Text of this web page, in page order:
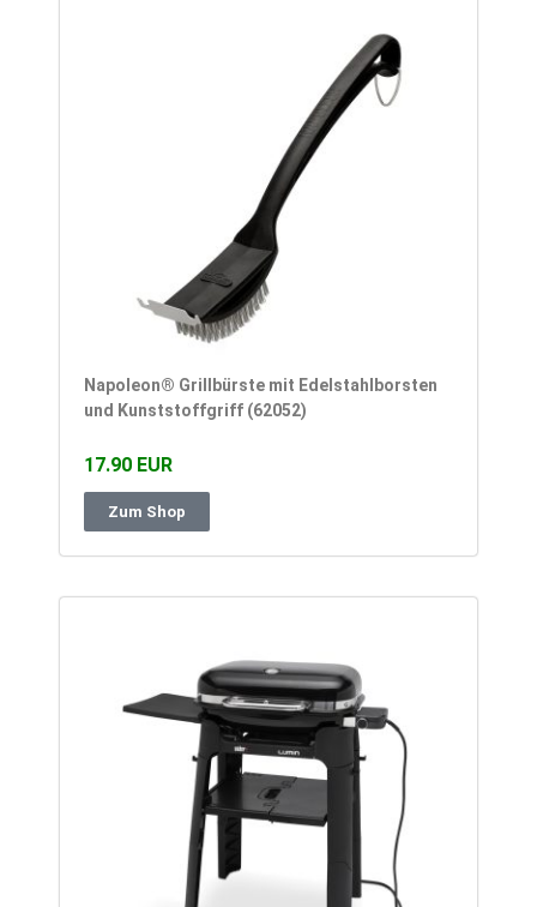
Napoleon® Grillbürste mit Edelstahlborsten
und Kunststoffgriff (62052)
17.90 EUR
Zum Shop